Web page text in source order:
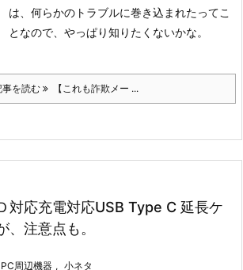
は、 何らかのトラブルに巻き込まれたってこ
となので、やっぱり知りたくないかな。
事を読む 【これも詐欺メー ...
対応充電対応USB Type C 延長ケ
、注意点も。
PC周辺機器 , 小ネタ